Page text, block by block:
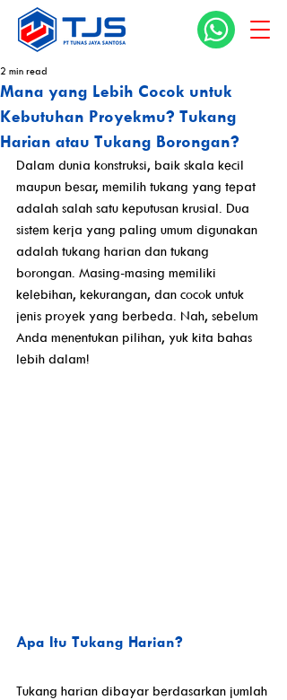
Mana yang Lebih Cocok untuk
Kebutuhan Proyekmu? Tukang
Harian atau Tukang Borongan?
2 min read
Dalam dunia konstruksi, baik skala kecil
maupun besar, memilih tukang yang tepat
adalah salah satu keputusan krusial. Dua
sistem kerja yang paling umum digunakan
adalah tukang harian dan tukang
borongan. Masing-masing memiliki
kelebihan, kekurangan, dan cocok untuk
jenis proyek yang berbeda. Nah, sebelum
Anda menentukan pilihan, yuk kita bahas
lebih dalam!
Apa Itu Tukang Harian?
Tukang harian dibayar berdasarkan jumlah